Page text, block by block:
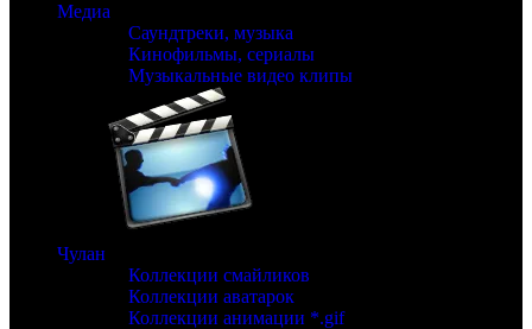
Медиа
Саундтреки, музыка
Кинофильмы, сериалы
Музыкальные видео клипы
Чулан
Коллекции смайликов
Коллекции аватарок
Коллекции анимации *.gif